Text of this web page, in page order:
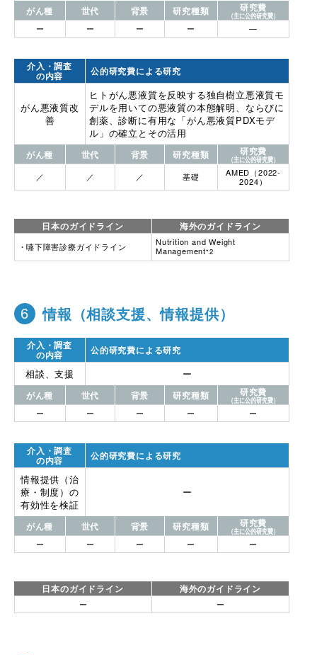
がん種 世代 背景 研究種類 研究費
（主に公的研究費）
ー ー ー ー ―
介入・調査
の内容 公的研究費による研究
がん悪液質改
善
ヒトがん悪液質を反映する独自樹立悪液質モ
デルを用いての悪液質の本態解明、ならびに
創薬、診断に有用な「がん悪液質PDXモデ
ル」の確立とその活用
がん種 世代 背景 研究種類 研究費
（主に公的研究費）
／ ／ ／ 基礎
AMED（2022-
2024）
日本のガイドライン 海外のガイドライン
嚥下障害診療ガイドライン
Nutrition and Weight
Management*2
情報（相談支援、情報提供）
介入・調査
の内容 公的研究費による研究
相談、支援 ー
がん種 世代 背景 研究種類 研究費
（主に公的研究費）
ー ー ー ー ー
介入・調査
の内容 公的研究費による研究
情報提供（治
療・制度）の
有効性を検証
ー
がん種 世代 背景 研究種類 研究費
（主に公的研究費）
ー ー ー ー ー
日本のガイドライン 海外のガイドライン
ー ー